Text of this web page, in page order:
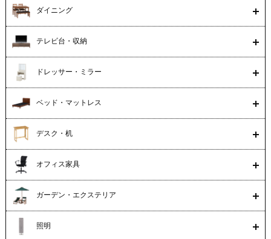
ダイニング
テレビ台・収納
ドレッサー・ミラー
ベッド・マットレス
デスク・机
オフィス家具
ガーデン・エクステリア
照明